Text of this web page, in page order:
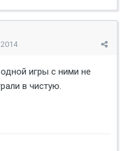
игры с ними не
в чистую.